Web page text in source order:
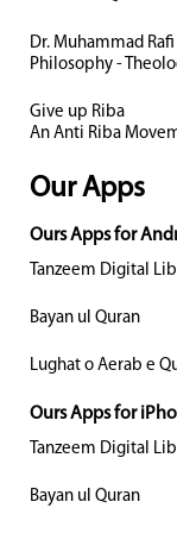
Dr. Muhammad
Philosophy -
Give up Riba
An Anti Riba
Our Apps
Ours Apps for
Tanzeem Digital
Bayan ul Quran
Lughat o Aerab e
Ours Apps for
Tanzeem Digital
Bayan ul Quran